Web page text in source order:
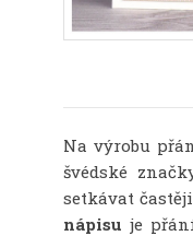
Na výrobu
švédské
setkávat
nápisu je